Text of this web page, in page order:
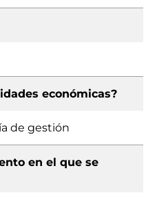
económicas?
de gestión
en el que se